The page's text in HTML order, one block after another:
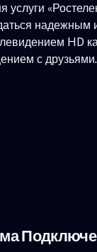
услуги
надежным
HD
с друзьями.